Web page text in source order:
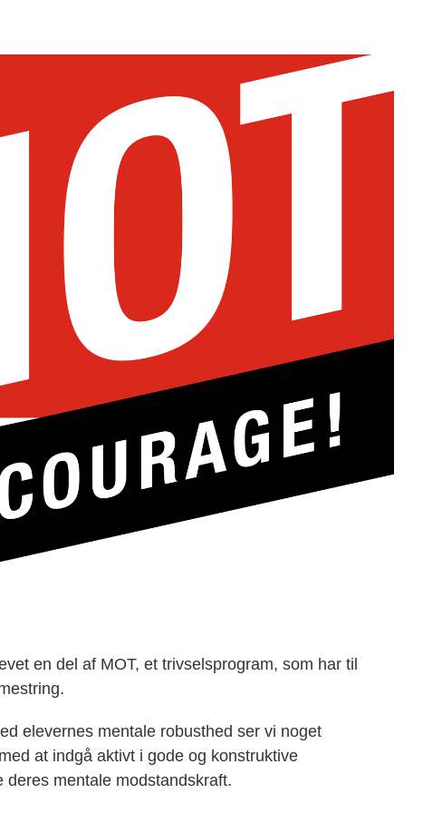
en del af MOT, et trivselsprogram, som har til
elevernes mentale robusthed ser vi noget
at indgå aktivt i gode og konstruktive
mentale modstandskraft.